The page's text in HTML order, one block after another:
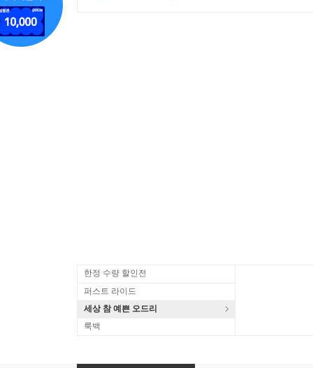
한정 수량 할인전
퍼스트 라이드
세상 참 예쁜 오드리
룩백